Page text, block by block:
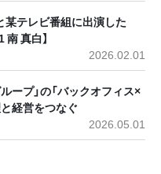
テレビ番組に出演した
南 真白】
2026.02.01
ープ」の「バックオフィス×
経営をつなぐ
2026.05.01